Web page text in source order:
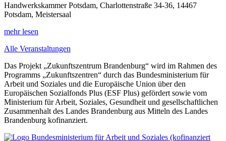
Handwerkskammer Potsdam, Charlottenstraße 34-36, 14467
Potsdam, Meistersaal
mehr lesen
Alle Veranstaltungen
Das Projekt „Zukunftszentrum Brandenburg“ wird im Rahmen des
Programms „Zukunftszentren“ durch das Bundesministerium für
Arbeit und Soziales und die Europäische Union über den
Europäischen Sozialfonds Plus (ESF Plus) gefördert sowie vom
Ministerium für Arbeit, Soziales, Gesundheit und gesellschaftlichen
Zusammenhalt des Landes Brandenburg aus Mitteln des Landes
Brandenburg kofinanziert.